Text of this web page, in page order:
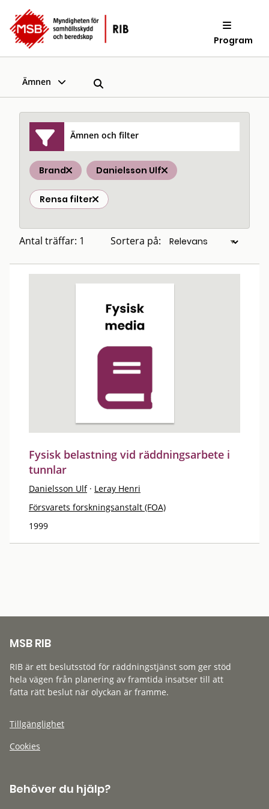
Program
Ämnen
Ämnen och filter
Brand Danielsson Ulf
Rensa filter
Antal träffar: 1 Sortera på:
Fysisk belastning vid räddningsarbete i
tunnlar
Danielsson Ulf · Leray Henri
Försvarets forskningsanstalt (FOA)
1999
MSB RIB
RIB är ett beslutsstöd för räddningstjänst som ger stöd
hela vägen från planering av framtida insatser till att
fatta rätt beslut när olyckan är framme.
Tillgänglighet
Cookies
Behöver du hjälp?